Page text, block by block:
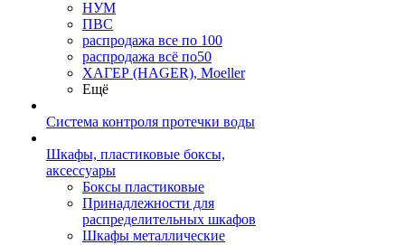
НУМ
ПВС
распродажа все по 100
распродажа всё по50
ХАГЕР (HAGER), Moeller
Ещё
Система контроля протечки воды
Шкафы, пластиковые боксы,
аксессуары
Боксы пластиковые
Принадлежности для
распределительных шкафов
Шкафы металлические